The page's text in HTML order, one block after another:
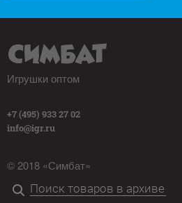
Игрушки оптом
+7 (495) 933 27 02
info@igr.ru
© 2018 «Симбат»